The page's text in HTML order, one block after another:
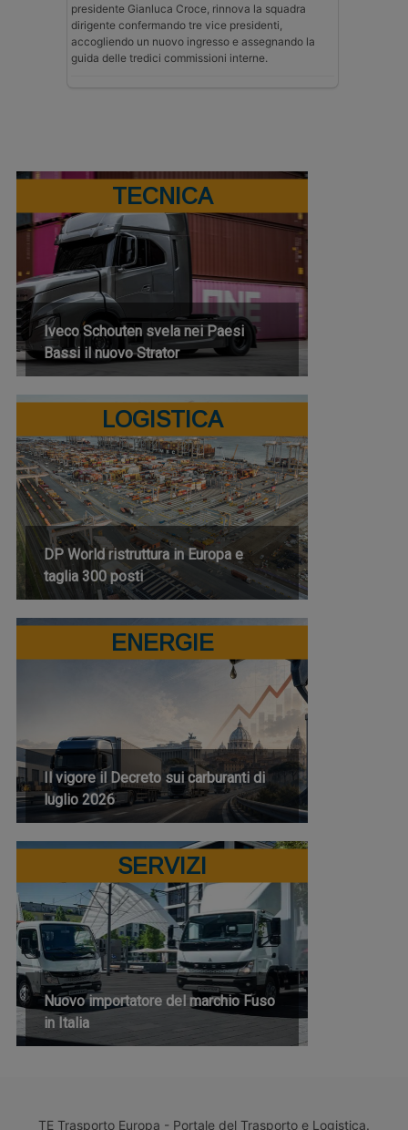
presidente Gianluca Croce, rinnova la squadra
dirigente confermando tre vice presidenti,
accogliendo un nuovo ingresso e assegnando la
guida delle tredici commissioni interne.
TECNICA
Iveco Schouten svela nei Paesi
Bassi il nuovo Strator
LOGISTICA
DP World ristruttura in Europa e
taglia 300 posti
ENERGIE
Il vigore il Decreto sui carburanti di
luglio 2026
SERVIZI
Nuovo importatore del marchio Fuso
in Italia
TE Trasporto Europa - Portale del Trasporto e Logistica.